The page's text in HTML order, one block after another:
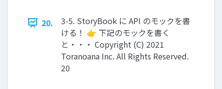
20.
3-5. StoryBook に API のモックを書
ける！ 👉 下記のモックを書く
と・・・ Copyright (C) 2021
Toranoana Inc. All Rights Reserved.
20